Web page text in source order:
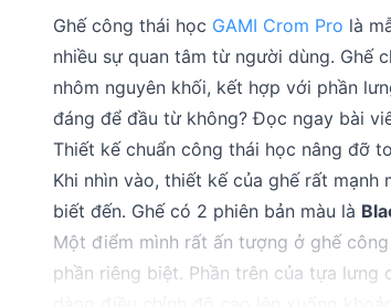
Ghế công thái học GAMI Crom Pro là
nhiều sự quan tâm từ người dùng. Ghế
nhôm nguyên khối, kết hợp với phần
đáng để đầu từ không? Đọc ngay bài
Thiết kế chuẩn công thái học nâng đỡ
Khi nhìn vào, thiết kế của ghế rất mạnh
biết đến. Ghế có 2 phiên bản màu là
Một điểm mình rất ấn tượng ở ghế
phần riêng biệt. Phần trên của tựa